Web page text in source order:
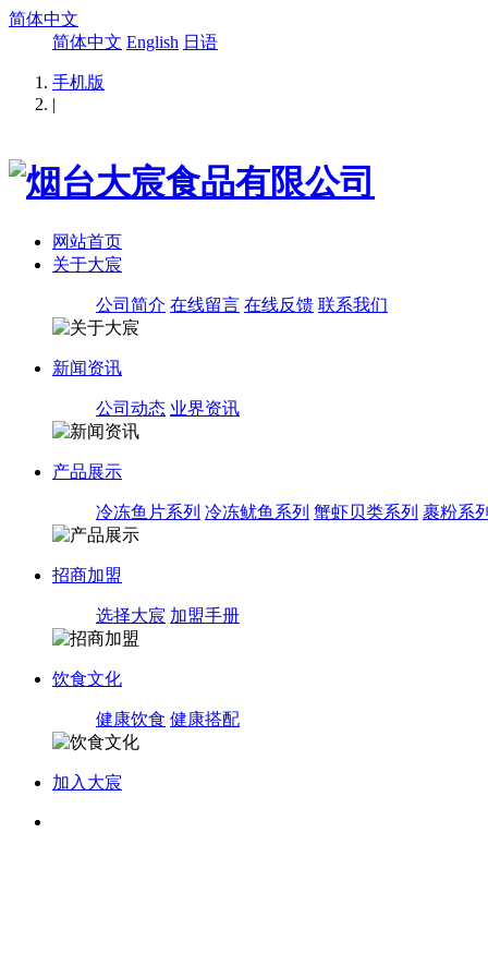
简体中文
简体中文 English 日语
手机版
|
网站首页
关于大宸
公司简介 在线留言 在线反馈 联系我们
新闻资讯
公司动态 业界资讯
产品展示
冷冻鱼片系列 冷冻鱿鱼系列 蟹虾贝类系列 裹粉系
招商加盟
选择大宸 加盟手册
饮食文化
健康饮食 健康搭配
加入大宸